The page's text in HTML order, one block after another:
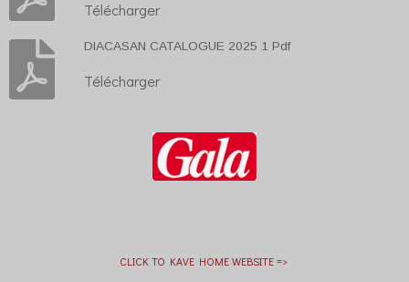
Télécharger
DIACASAN CATALOGUE 2025 1 Pdf
Télécharger
CLICK TO KAVE HOME WEBSITE =>